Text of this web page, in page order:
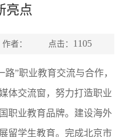
亮点
作者： 点击： 1105
路”职业教育交流与合作，
体交流窗，努力打造职业
职业教育品牌。建设海外
留学生教育。完成北京市